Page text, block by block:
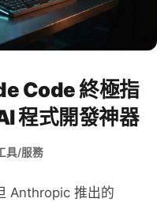
Code 終極指
程式開發神器
具/服務
Anthropic 推出的